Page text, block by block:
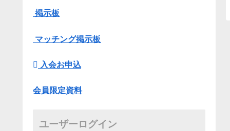
掲示板
マッチング掲示板
入会お申込
会員限定資料
ユーザーログイン